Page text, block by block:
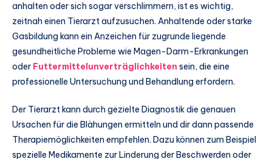
anhalten oder sich sogar verschlimmern, ist es wichtig,
zeitnah einen Tierarzt aufzusuchen. Anhaltende oder starke
Gasbildung kann ein Anzeichen für zugrunde liegende
gesundheitliche Probleme wie Magen-Darm-Erkrankungen
oder Futtermittelunverträglichkeiten sein, die eine
professionelle Untersuchung und Behandlung erfordern.
Der Tierarzt kann durch gezielte Diagnostik die genauen
Ursachen für die Blähungen ermitteln und dir dann passende
Therapiemöglichkeiten empfehlen. Dazu können zum Beispiel
spezielle Medikamente zur Linderung der Beschwerden oder